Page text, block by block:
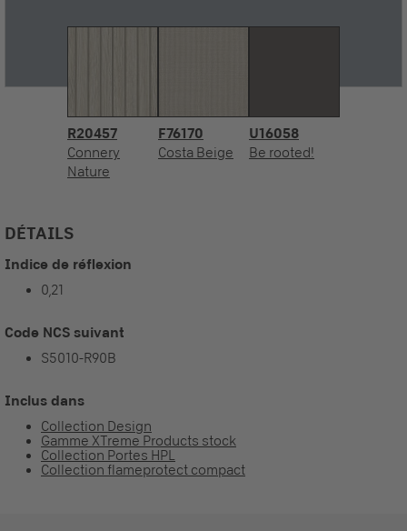
R20457
Connery
Nature
F76170
Costa Beige
U16058
Be rooted!
DÉTAILS
Indice de réflexion
0,21
Code NCS suivant
S5010-R90B
Inclus dans
Collection Design
Gamme XTreme Products stock
Collection Portes HPL
Collection flameprotect compact